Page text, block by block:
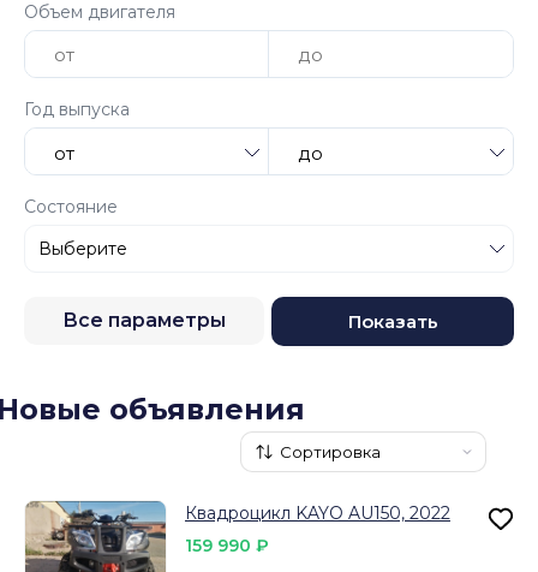
Объем двигателя
Год выпуска
Состояние
Все параметры Показать
объявления
Квадроцикл KAYO AU150, 2022
159 990 ₽